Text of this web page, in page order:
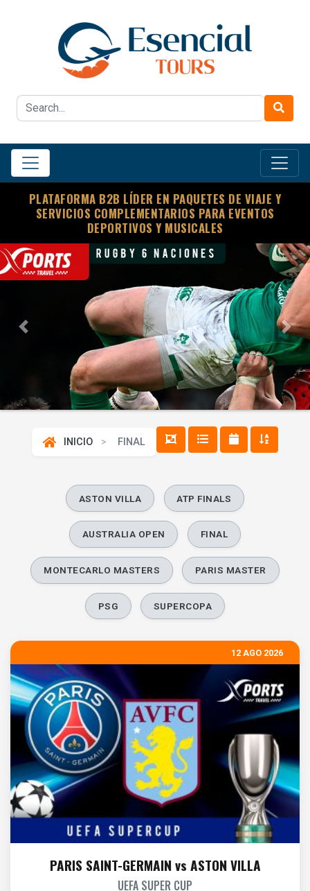
PLATAFORMA B2B LÍDER EN PAQUETES DE VIAJE Y
SERVICIOS COMPLEMENTARIOS PARA EVENTOS
DEPORTIVOS Y MUSICALES
Previous Next
INICIO FINAL
ASTON VILLA ATP FINALS
AUSTRALIA OPEN FINAL
MONTECARLO MASTERS PARIS MASTER
PSG SUPERCOPA
12 AGO 2026
PARIS SAINT-GERMAIN vs ASTON VILLA
UEFA SUPER CUP